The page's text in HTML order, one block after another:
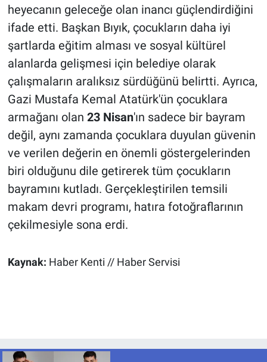
heyecanın geleceğe olan inancı güçlendirdiğini
ifade etti. Başkan Bıyık, çocukların daha iyi
şartlarda eğitim alması ve sosyal kültürel
alanlarda gelişmesi için belediye olarak
çalışmaların aralıksız sürdüğünü belirtti. Ayrıca,
Gazi Mustafa Kemal Atatürk'ün çocuklara
armağanı olan 23 Nisan'ın sadece bir bayram
değil, aynı zamanda çocuklara duyulan güvenin
ve verilen değerin en önemli göstergelerinden
biri olduğunu dile getirerek tüm çocukların
bayramını kutladı. Gerçekleştirilen temsili
makam devri programı, hatıra fotoğraflarının
çekilmesiyle sona erdi.
Kaynak: Haber Kenti // Haber Servisi